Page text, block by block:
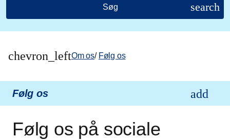
Søg search
chevron_leftOm os/ Følg os
Følg os
Følg os på sociale